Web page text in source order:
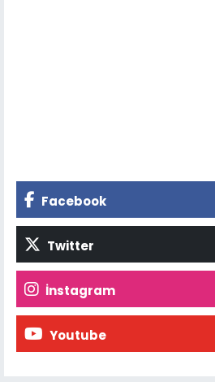
Facebook
Twitter
İnstagram
Youtube